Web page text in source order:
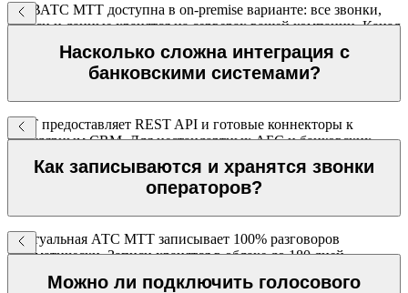
Да. ВАТС МТТ доступна в on-premise варианте: все звонки,
записи и данные хранятся на серверах вашей компании. Канал
связи между инфраструктурой клиента и МТТ защищён VPN.
Насколько сложна интеграция с
банковскими системами?
МТТ предоставляет REST API и готовые коннекторы к
популярным CRM. Для нестандартных АБС и банковских
платформ доступна интеграция через API — документация с
примерами кода входит в комплект.
Как записываются и хранятся звонки
операторов?
Виртуальная АТС МТТ записывает 100% разговоров
автоматически. Записи хранятся в облаке до 180 дней,
клиента в CRM.
Можно ли подключить голосового